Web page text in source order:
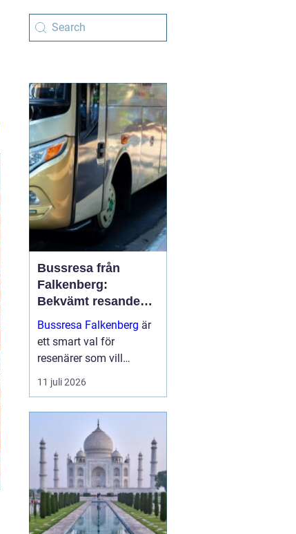
Bussresa från
Falkenberg:
Bekvämt resande
och upplevelser
längs vägen
Bussresa Falkenberg är
ett smart val för
resenärer som vill
kombinera enkel logistik,
prisvärda lösningar och
11 juli 2026